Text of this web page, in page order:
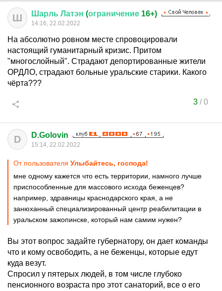
Ш Шарль Латэн (ограничение 16+)
14:16, 22.02.2022
На абсолютно ровном месте спровоцировали
настоящий гуманитарный кризис. Притом
"многослойный". Страдают депортированные жители
ОРДЛО, страдают больные уральские старики. Какого
чёрта???
3/0
D D.Golovin
15:14, 22.02.2022
От пользователя Улыбайтесь, господа!
мне одному кажется что есть территории, намного лучше
приспособленные для массового исхода беженцев?
например, здравницы краснодарского края, а не
занюханный специализированный центр реабилитации в
уральском зажопинске, который нам самим нужен?
Вы этот вопрос задайте губернатору, он дает команды
что и кому освободить, а не беженцы, которые едут
куда везут.
Спросил у пятерых людей, в том числе глубоко
пенсионного возраста про этот санаторий, все о его